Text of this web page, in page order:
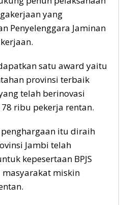
yang
Penyelenggara Jaminan
satu award yaitu
provinsi terbaik
telah berinovasi
ribu pekerja rentan.
itu diraih
Jambi telah
kepesertaan BPJS
masyarakat miskin